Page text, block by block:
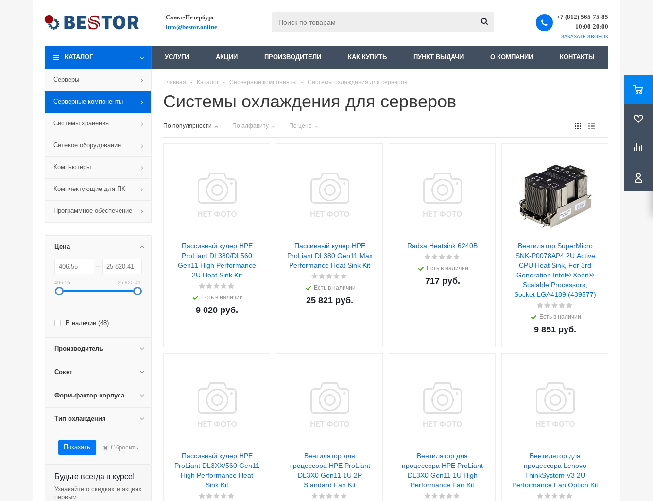
Санкт-Петербург
info@bestor.online
+7 (812) 565-75-85
10:00-20:00
ЗАКАЗАТЬ ЗВОНОК
КАТАЛОГ УСЛУГИ АКЦИИ ПРОИЗВОДИТЕЛИ КАК КУПИТЬ ПУНКТ ВЫДАЧИ О КОМПАНИИ КОНТАКТЫ
Серверы
Серверные компоненты
Системы хранения
Сетевое оборудование
Компьютеры
Комплектующие для ПК
Программное обеспечение
Цена
406.55 25 820.41
В наличии (48)
Производитель
Сокет
Форм-фактор корпуса
Тип охлаждения
Показать Сбросить
Будьте всегда в курсе!
Узнавайте о скидках и акциях
первым
Главная - Каталог - Серверные компоненты - Системы охлаждения для серверов
Системы охлаждения для серверов
По популярности По алфавиту По цене
Пассивный кулер HPE
ProLiant DL380/DL560
Gen11 High Performance
2U Heat Sink Kit
Есть в наличии
9 020 руб.
Пассивный кулер HPE
ProLiant DL380 Gen11 Max
Performance Heat Sink Kit
Есть в наличии
25 821 руб.
Radxa Heatsink 6240B
Есть в наличии
717руб.
Вентилятор SuperMicro
SNK-P0078AP4 2U Active
CPU Heat Sink, For 3rd
Generation Intel® Xeon®
Scalable Processors,
Socket LGA4189 (439577)
Есть в наличии
9 851 руб.
Пассивный кулер HPE
ProLiant DL3XX/560 Gen11
High Performance Heat
Sink Kit
Вентилятор для
процессора HPE ProLiant
DL3X0 Gen11 1U 2P
Standard Fan Kit
Вентилятор для
процессора HPE ProLiant
DL3X0 Gen11 1U High
Performance Fan Kit
Вентилятор для
процессора Lenovo
ThinkSystem V3 2U
Performance Fan Option Kit